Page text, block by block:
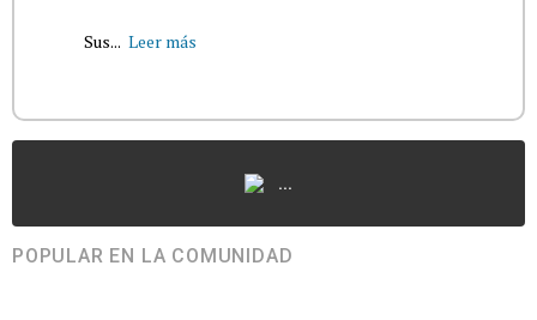
Sus... Leer más
...
POPULAR EN LA COMUNIDAD